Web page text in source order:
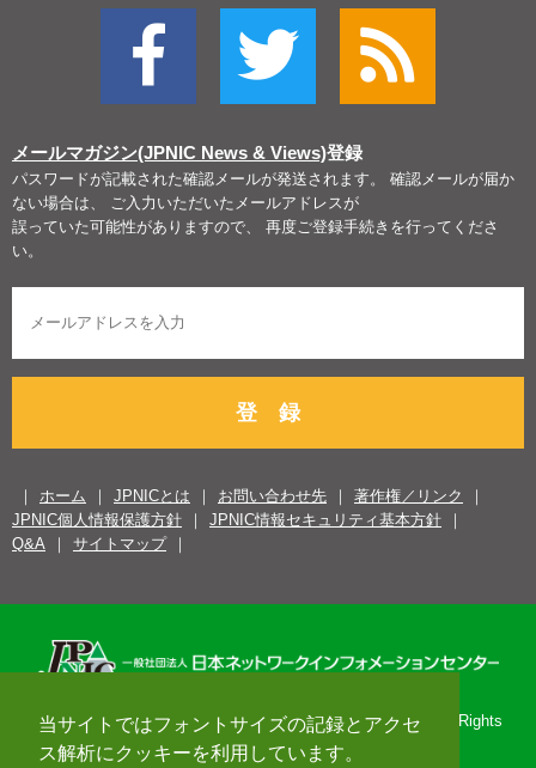
当サイトではフォントサイズの記録とアクセ
ス解析にクッキーを利用しています。
メールマガジン(JPNIC News & Views)登録
パスワードが記載された確認メールが発送されます。 確認メールが届か
ない場合は、 ご入力いただいたメールアドレスが
誤っていた可能性がありますので、 再度ご登録手続きを行ってくださ
い。
登 録
ホーム JPNICとは お問い合わせ先
著作権／リンク
JPNIC個人情報保護方針
JPNIC情報セキュリティ基本方針
Q&A
サイトマップ
Copyright© 1996-2026 Japan Network Information Center. All Rights
Reserved.